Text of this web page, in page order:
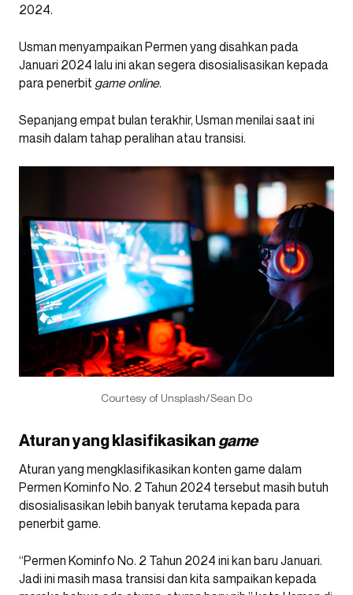
2024.
Usman menyampaikan Permen yang disahkan pada
Januari 2024 lalu ini akan segera disosialisasikan kepada
para penerbit game online.
Sepanjang empat bulan terakhir, Usman menilai saat ini
masih dalam tahap peralihan atau transisi.
Courtesy of Unsplash/Sean Do
Aturan yang klasifikasikan game
Aturan yang mengklasifikasikan konten game dalam
Permen Kominfo No. 2 Tahun 2024 tersebut masih butuh
disosialisasikan lebih banyak terutama kepada para
penerbit game.
“Permen Kominfo No. 2 Tahun 2024 ini kan baru Januari.
Jadi ini masih masa transisi dan kita sampaikan kepada